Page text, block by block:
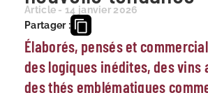
Article - 14 janvier 2026
Partager :
Élaborés, pensés et
des logiques inédites, des vins
des thés emblématiques